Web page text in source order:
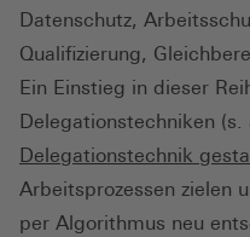
Datenschutz,
Qualifizierung,
Ein Einstieg in dieser
Delegationstechniken (s.
Delegationstechnik
Arbeitsprozessen zielen
per Algorithmus neu